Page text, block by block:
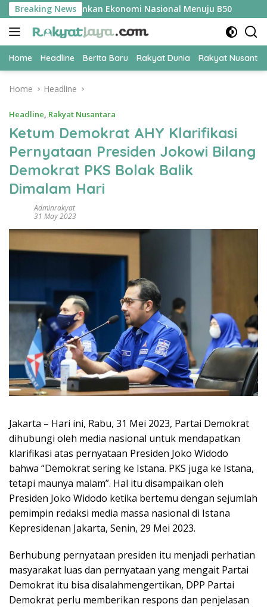
Skip
to
content
Breaking News
Amankan Ekonomi Nasional Menuju B50
Home Headline Berita Baru Rakyat Dunia Rakyat
Home Headline
Headline, Rakyat Nusantara
Ketum Demokrat AHY Klarifikasi
Pernyataan Presiden Jokowi Bilang
Demokrat PKS Bolak Balik
Dimalam Hari
Adminrakyat
31 May 2023
Jakarta – Hari ini, Rabu, 31 Mei 2023, Partai Demokrat
dihubungi oleh media nasional untuk mendapatkan
klarifikasi atas pernyataan Presiden Joko Widodo
bahwa “Demokrat sering ke Istana. PKS juga ke Istana,
tetapi maunya malam”. Hal itu disampaikan oleh
Presiden Joko Widodo ketika bertemu dengan sejumlah
pemimpin redaksi media massa nasional di Istana
Kepresidenan Jakarta, Senin, 29 Mei 2023.
Berhubung pernyataan presiden itu menjadi perhatian
masyarakat luas dan pernyataan yang mengait Partai
Demokrat itu bisa disalahmengertikan, DPP Partai
Demokrat perlu memberikan respons dan penjelasan